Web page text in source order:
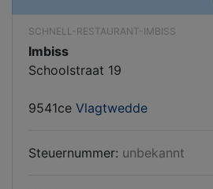
SCHNELL-RESTAURANT-IMBISS
Imbiss
Schoolstraat 19
9541ce Vlagtwedde
Steuernummer: unbekannt